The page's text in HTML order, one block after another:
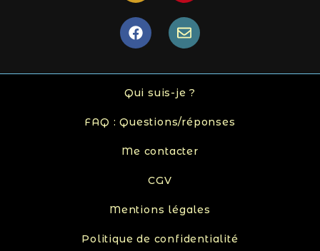
Qui suis-je ?
FAQ : Questions/réponses
Me contacter
CGV
Mentions légales
Politique de confidentialité